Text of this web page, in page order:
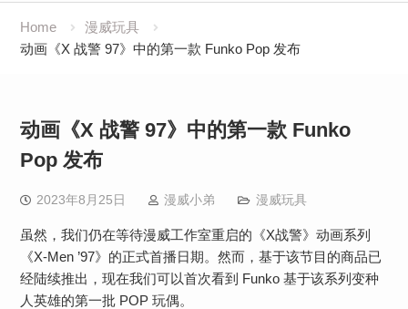
Home
漫威玩具
动画《X 战警 97》中的第一款 Funko Pop 发布
动画《X 战警 97》中的第一款 Funko
Pop 发布
2023年8月25日 漫威小弟 漫威玩具
虽然，我们仍在等待漫威工作室重启的《X战警》动画系列
《X-Men ’97》的正式首播日期。然而，基于该节目的商品已
经陆续推出，现在我们可以首次看到 Funko 基于该系列变种
人英雄的第一批 POP 玩偶。